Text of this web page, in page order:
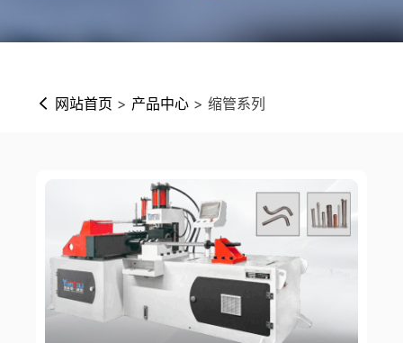
网站首页 > 产品中心 > 缩管系列